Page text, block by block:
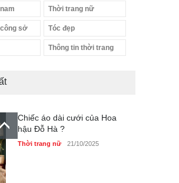
Thời trang nữ
sở Tóc đẹp
Thông tin thời trang
Chiếc áo dài cưới của Hoa
hậu Đỗ Hà ?
Thời trang nữ 21/10/2025